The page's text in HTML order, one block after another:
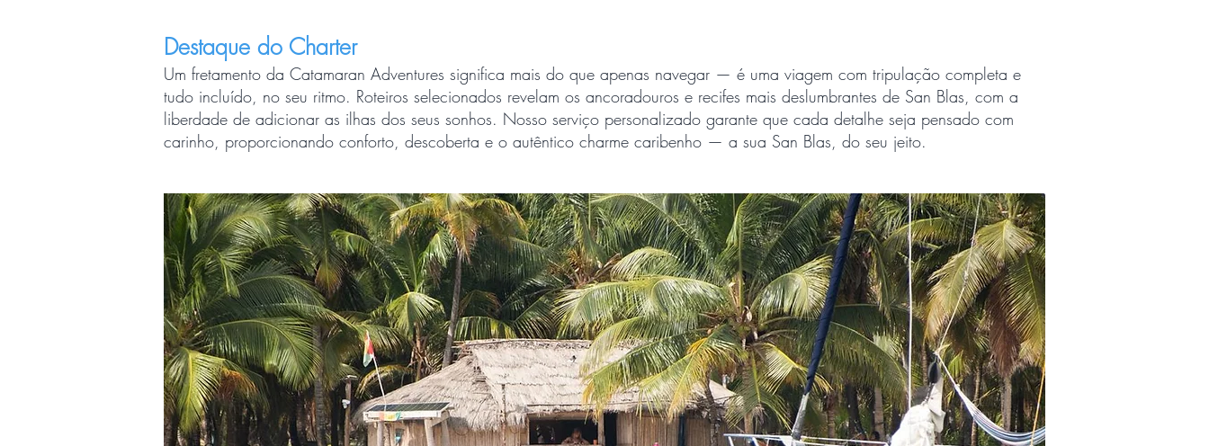
Destaque do Charter
Um fretamento da Catamaran Adventures significa mais do que apenas navegar — é uma viagem com tripulação completa e
tudo incluído, no seu ritmo. Roteiros selecionados revelam os ancoradouros e recifes mais deslumbrantes de San Blas, com a
liberdade de adicionar as ilhas dos seus sonhos. Nosso serviço personalizado garante que cada detalhe seja pensado com
carinho, proporcionando conforto, descoberta e o autêntico charme caribenho — a sua San Blas, do seu jeito.